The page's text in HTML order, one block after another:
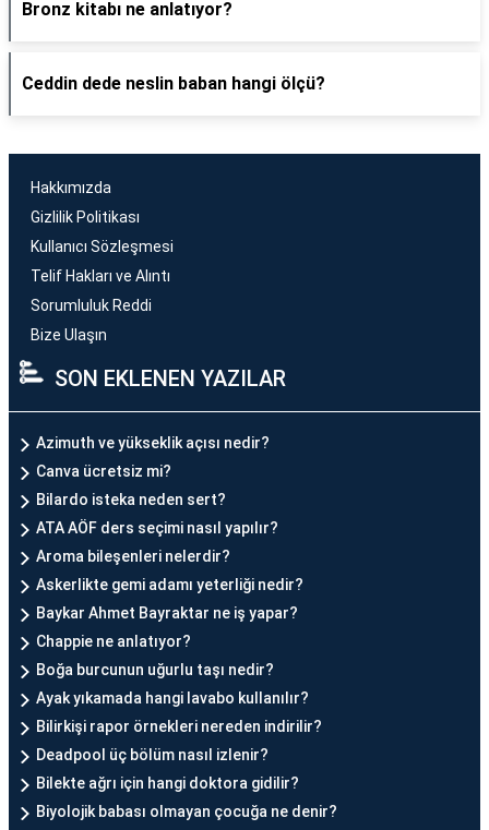
Bronz kitabı ne anlatıyor?
Ceddin dede neslin baban hangi ölçü?
Hakkımızda
Gizlilik Politikası
Kullanıcı Sözleşmesi
Telif Hakları ve Alıntı
Sorumluluk Reddi
Bize Ulaşın
SON EKLENEN YAZILAR
Azimuth ve yükseklik açısı nedir?
Canva ücretsiz mi?
Bilardo isteka neden sert?
ATA AÖF ders seçimi nasıl yapılır?
Aroma bileşenleri nelerdir?
Askerlikte gemi adamı yeterliği nedir?
Baykar Ahmet Bayraktar ne iş yapar?
Chappie ne anlatıyor?
Boğa burcunun uğurlu taşı nedir?
Ayak yıkamada hangi lavabo kullanılır?
Bilirkişi rapor örnekleri nereden indirilir?
Deadpool üç bölüm nasıl izlenir?
Bilekte ağrı için hangi doktora gidilir?
Biyolojik babası olmayan çocuğa ne denir?